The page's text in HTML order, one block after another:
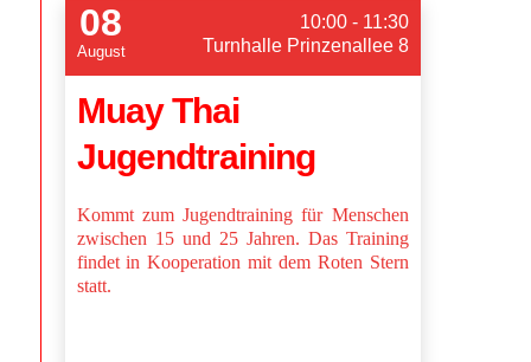
08
August
10:00 - 11:30
Turnhalle Prinzenallee 8
Muay Thai
Jugendtraining
Kommt zum Jugendtraining für Menschen
zwischen 15 und 25 Jahren. Das Training
findet in Kooperation mit dem Roten Stern
statt.